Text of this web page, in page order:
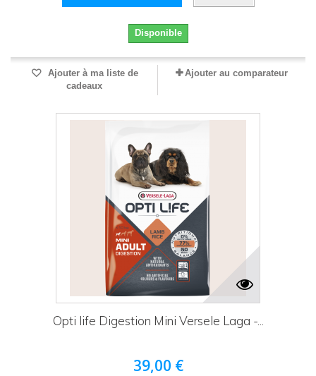
Disponible
Ajouter à ma liste de
cadeaux
Ajouter au comparateur
Opti life Digestion Mini Versele Laga -...
39,00 €